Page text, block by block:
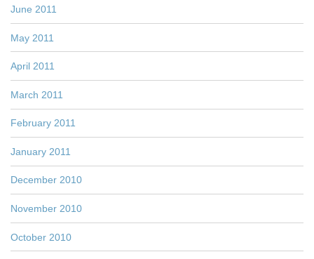
June 2011
May 2011
April 2011
March 2011
February 2011
January 2011
December 2010
November 2010
October 2010